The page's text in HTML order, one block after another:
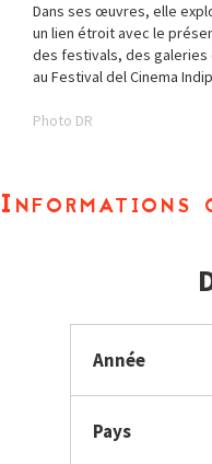
Dans ses œuvres, elle
un lien étroit avec le
des festivals, des galeries
au Festival del Cinema
Photo DR
Informations
Année
Pays